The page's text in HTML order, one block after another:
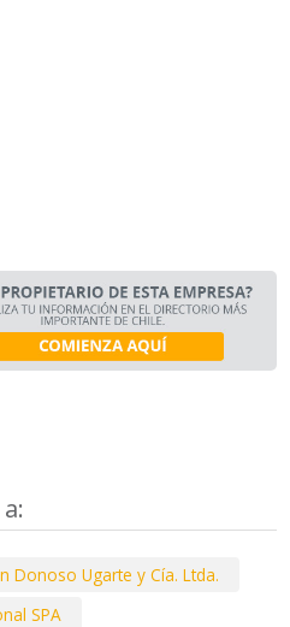
Donoso Ugarte y Cía. Ltda.
SPA